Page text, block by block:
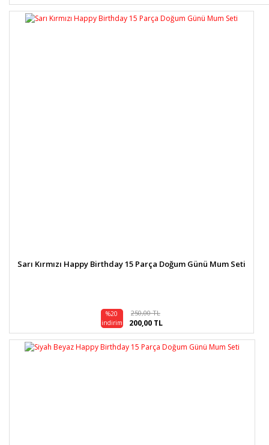
Sarı Kırmızı Happy Birthday 15 Parça Doğum Günü Mum Seti
%20
indirim
250,00 TL
200,00 TL